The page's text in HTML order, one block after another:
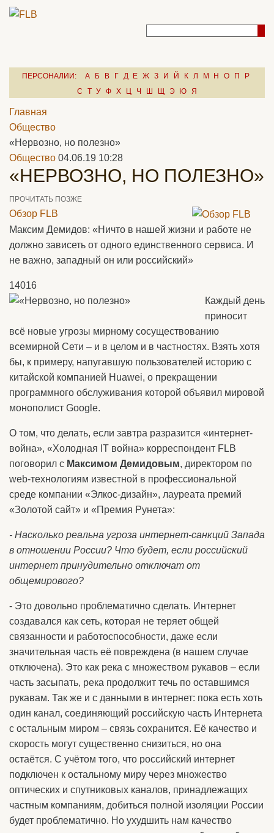
ПЕРСОНАЛИИ: А Б В Г Д Е Ж З И Й К Л М Н О П
Р
С
Т У Ф Х Ц Ч Ш Щ Э Ю Я
Главная
Общество
«Нервозно, но полезно»
Общество 04.06.19 10:28
«НЕРВОЗНО, НО ПОЛЕЗНО»
ПРОЧИТАТЬ ПОЗЖЕ
Обзор FLB
Максим Демидов: «Ничто в нашей жизни и работе не
должно зависеть от одного единственного сервиса. И
не важно, западный он или российский»
14016
Каждый день
приносит
всё новые угрозы мирному сосуществованию
всемирной Сети – и в целом и в частностях. Взять хотя
бы, к примеру, напугавшую пользователей историю с
китайской компанией Huawei, о прекращении
программного обслуживания которой объявил мировой
монополист Google.
О том, что делать, если завтра разразится «интернет-
война», «Холодная IT война» корреспондент FLB
поговорил с Максимом Демидовым, директором по
web-технологиям известной в профессиональной
среде компании «Элкос-дизайн», лауреата премий
«Золотой сайт» и «Премия Рунета»:
- Насколько реальна угроза интернет-санкций Запада
в отношении России? Что будет, если российский
интернет принудительно отключат от
общемирового?
- Это довольно проблематично сделать. Интернет
создавался как сеть, которая не теряет общей
связанности и работоспособности, даже если
значительная часть её повреждена (в нашем случае
отключена). Это как река с множеством рукавов – если
часть засыпать, река продолжит течь по оставшимся
рукавам. Так же и с данными в интернет: пока есть хоть
один канал, соединяющий российскую часть Интернета
с остальным миром – связь сохранится. Её качество и
скорость могут существенно снизиться, но она
остаётся. С учётом того, что российский интернет
подключен к остальному миру через множество
оптических и спутниковых каналов, принадлежащих
частным компаниям, добиться полной изоляции России
будет проблематично. Но ухудшить нам качество